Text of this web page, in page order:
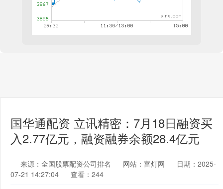
国华通配资 立讯精密：7月18日融资买
入2.77亿元，融资融券余额28.4亿元
来源：全国股票配资公司排名 网站：富灯网
日期：2025-
07-21 14:27:04
查看：244